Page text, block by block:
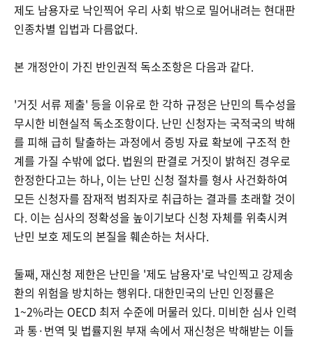
제도 남용자로 낙인찍어 우리 사회 밖으로 밀어내려는 현대판
인종차별 입법과 다름없다.
본 개정안이 가진 반인권적 독소조항은 다음과 같다.
'거짓 서류 제출' 등을 이유로 한 각하 규정은 난민의 특수성을
무시한 비현실적 독소조항이다. 난민 신청자는 국적국의 박해
를 피해 급히 탈출하는 과정에서 증빙 자료 확보에 구조적 한
계를 가질 수밖에 없다. 법원의 판결로 거짓이 밝혀진 경우로
한정한다고는 하나, 이는 난민 신청 절차를 형사 사건화하여
모든 신청자를 잠재적 범죄자로 취급하는 결과를 초래할 것이
다. 이는 심사의 정확성을 높이기보다 신청 자체를 위축시켜
난민 보호 제도의 본질을 훼손하는 처사다.
둘째, 재신청 제한은 난민을 '제도 남용자'로 낙인찍고 강제송
환의 위험을 방치하는 행위다. 대한민국의 난민 인정률은
1~2%라는 OECD 최저 수준에 머물러 있다. 미비한 심사 인력
과 통·번역 및 법률지원 부재 속에서 재신청은 박해받는 이들